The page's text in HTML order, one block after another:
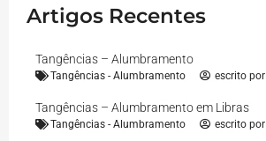
Artigos Recentes
Tangências – Alumbramento
Tangências - Alumbramento escrito por
Tangências – Alumbramento em Libras
Tangências - Alumbramento escrito por